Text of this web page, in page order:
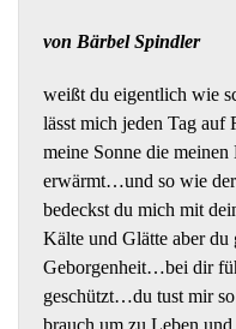
von Bärbel Spindler
weißt du eigentlich wie
lässt mich jeden Tag
meine Sonne die
erwärmt…und so wie der
bedeckst du mich mit
Kälte und Glätte aber du
Geborgenheit…bei dir
geschützt…du tust mir
brauch um zu Leben